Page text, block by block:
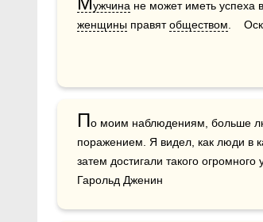
ужчина не может иметь успеха в
женщины правят обществом .
По моим наблюдениям, больше
поражением. Я видел, как люди в
затем достигали такого
Гарольд Дженин